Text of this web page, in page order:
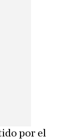
por el